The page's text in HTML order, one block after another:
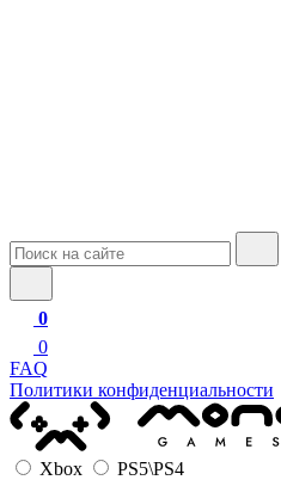
0
0
FAQ
Политики конфиденциальности
Xbox PS5\PS4